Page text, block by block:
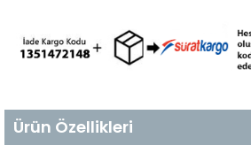
Ürün Özellikleri